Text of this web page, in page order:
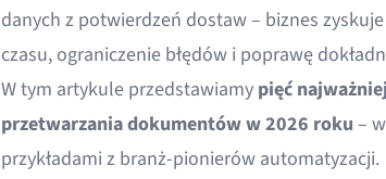
danych z potwierdzeń dostaw – biznes
czasu, ograniczenie błędów i poprawę
W tym artykule przedstawiamy pięć
przetwarzania dokumentów w 2026 roku –
przykładami z branż-pionierów automatyzacji.